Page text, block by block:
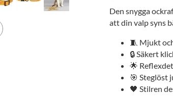
Den snygga
att din valp syns
🧵 Mjukt
🔒 Säkert
🌟
🎯 Steglöst
🖤 Stilren